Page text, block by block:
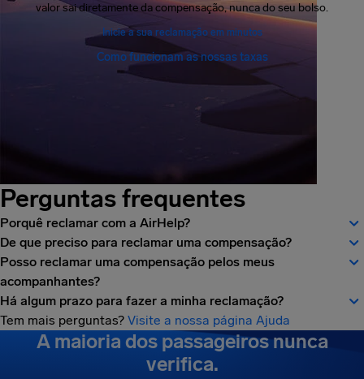
valor sai diretamente da compensação, nunca do seu bolso.
Inicie a sua reclamação em minutos
Como funcionam as nossas taxas
Perguntas frequentes
Porquê reclamar com a AirHelp?
De que preciso para reclamar uma compensação?
Posso reclamar uma compensação pelos meus
acompanhantes?
Há algum prazo para fazer a minha reclamação?
Tem mais perguntas? Visite a nossa página Ajuda
A maioria dos passageiros nunca
verifica.